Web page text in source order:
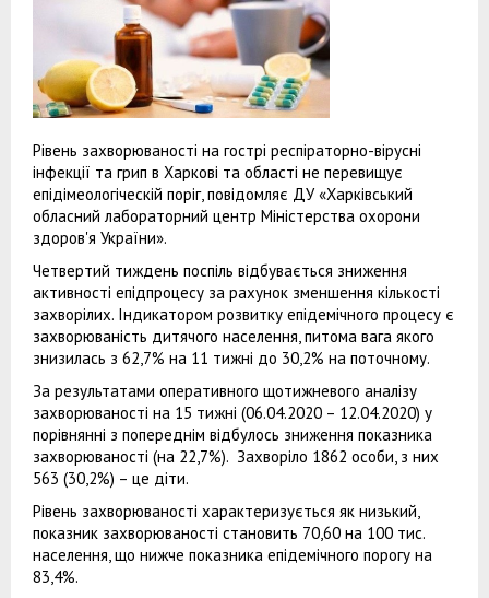
Рівень захворюваності на гострі респіраторно-вірусні
інфекції та грип в Харкові та області не перевищує
епідімеологіческій поріг, повідомляє ДУ «Харківський
обласний лабораторний центр Міністерства охорони
здоров'я України».
Четвертий тиждень поспіль відбувається зниження
активності епідпроцесу за рахунок зменшення кількості
захворілих. Індикатором розвитку епідемічного процесу є
захворюваність дитячого населення, питома вага якого
знизилась з 62,7% на 11 тижні до 30,2% на поточному.
За результатами оперативного щотижневого аналізу
захворюваності на 15 тижні (06.04.2020 – 12.04.2020) у
порівнянні з попереднім відбулось зниження показника
захворюваності (на 22,7%). Захворіло 1862 особи, з них
563 (30,2%) – це діти.
Рівень захворюваності характеризується як низький,
показник захворюваності становить 70,60 на 100 тис.
населення, що нижче показника епідемічного порогу на
83,4%.